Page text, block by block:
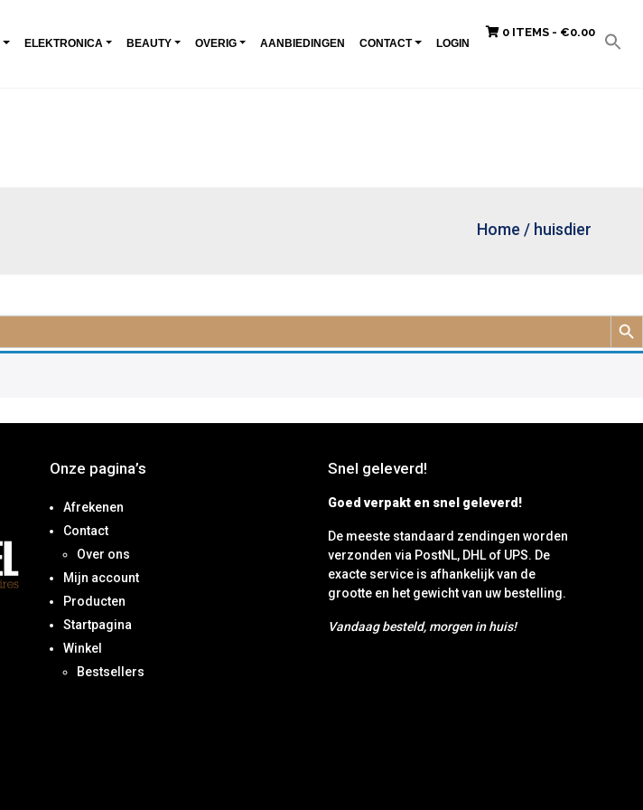
ELEKTRONICA BEAUTY OVERIG AANBIEDINGEN CONTACT LOGIN
0 ITEMS - €0.00
Home / huisdier
Onze pagina’s
Afrekenen
Contact
Over ons
Mijn account
Producten
Startpagina
Winkel
Bestsellers
Snel geleverd!
Goed verpakt en snel geleverd!
De meeste standaard zendingen worden
verzonden via PostNL, DHL of UPS. De
exacte service is afhankelijk van de
grootte en het gewicht van uw bestelling.
Vandaag besteld, morgen in huis!